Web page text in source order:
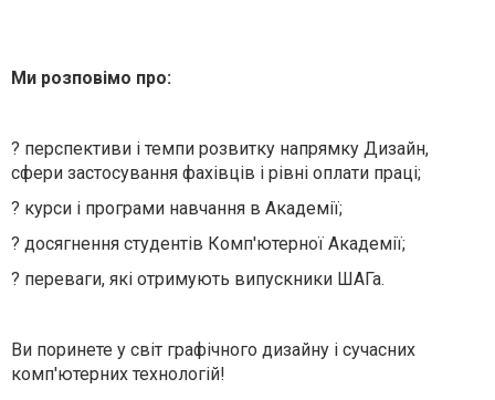
Ми розповімо про:
? перспективи і темпи розвитку напрямку Дизайн,
сфери застосування фахівців і рівні оплати праці;
? курси і програми навчання в Академії;
? досягнення студентів Комп'ютерної Академії;
? переваги, які отримують випускники ШАГа.
Ви поринете у світ графічного дизайну і сучасних
комп'ютерних технологій!